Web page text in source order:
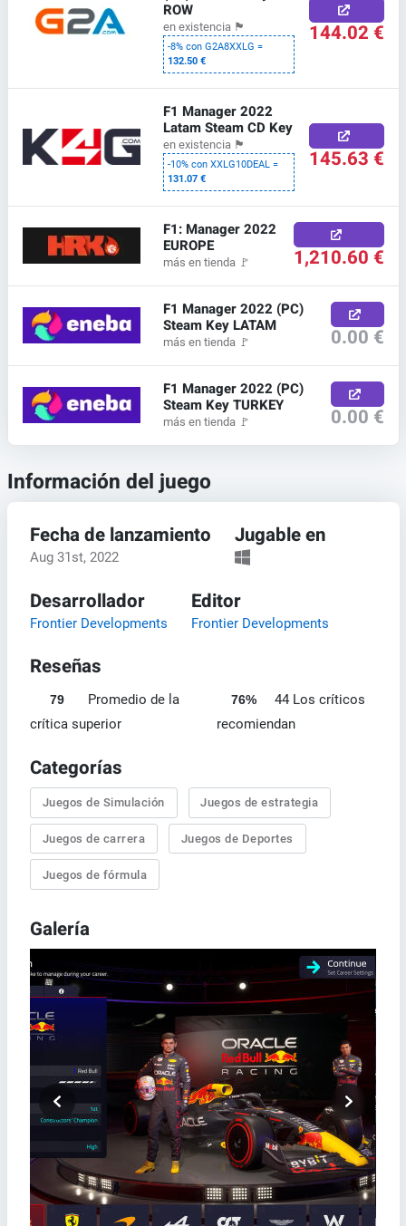
ROW
en existencia 🏴
-8% con G2A8XXLG =
132.50 €
144.02 €
F1 Manager 2022
Latam Steam CD Key
en existencia 🏴
-10% con XXLG10DEAL =
131.07 €
145.63 €
F1: Manager 2022
EUROPE
más en tienda 🚩 1,210.60 €
F1 Manager 2022 (PC)
Steam Key LATAM
más en tienda 🚩 0.00 €
F1 Manager 2022 (PC)
Steam Key TURKEY
más en tienda 🚩 0.00 €
Información del juego
Fecha de lanzamiento
Aug 31st, 2022
Jugable en
Desarrollador
Frontier Developments
Editor
Frontier Developments
Reseñas
79
Promedio de la
crítica superior
76%
44 Los críticos
recomiendan
Categorías
Juegos de Simulación Juegos de estrategia
Juegos de carrera Juegos de Deportes
Juegos de fórmula
Galería